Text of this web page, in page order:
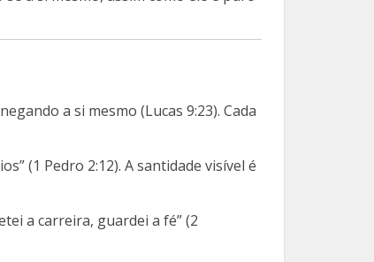
a si mesmo (Lucas 9:23). Cada
(1 Pedro 2:12). A santidade visível é
a carreira, guardei a fé” (2